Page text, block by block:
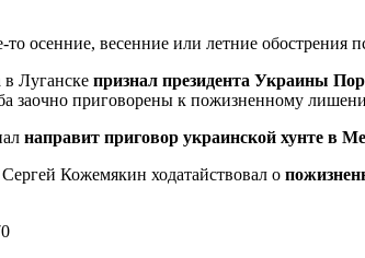
то осенние, весенние или летние
Луганске признал президента Украины
заочно приговорены к пожизненному
направит приговор украинской хунте в
Кожемякин ходатайствовал о